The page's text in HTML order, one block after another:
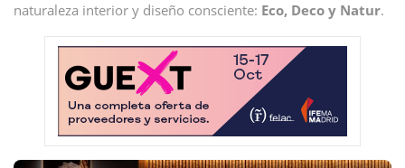
naturaleza interior y diseño consciente: Eco, Deco y Natur.